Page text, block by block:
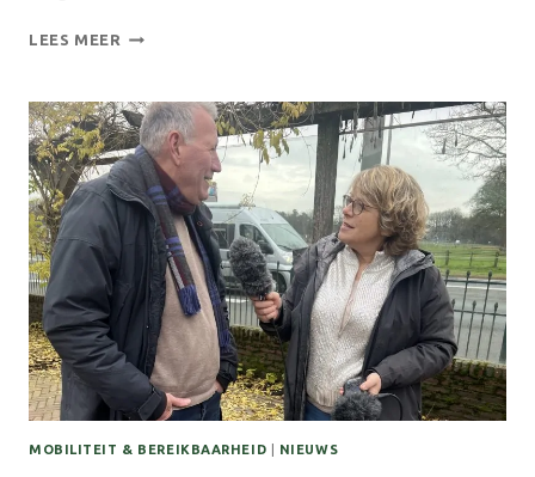
LEES MEER AFLEVERING
NU
NAAR
ACHTERCAST
AFLEVERING
2
MOBILITEIT & BEREIKBAARHEID NIEUWS